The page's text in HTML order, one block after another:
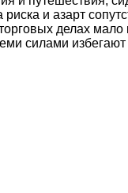
и азарт
делах мало
силами избегают